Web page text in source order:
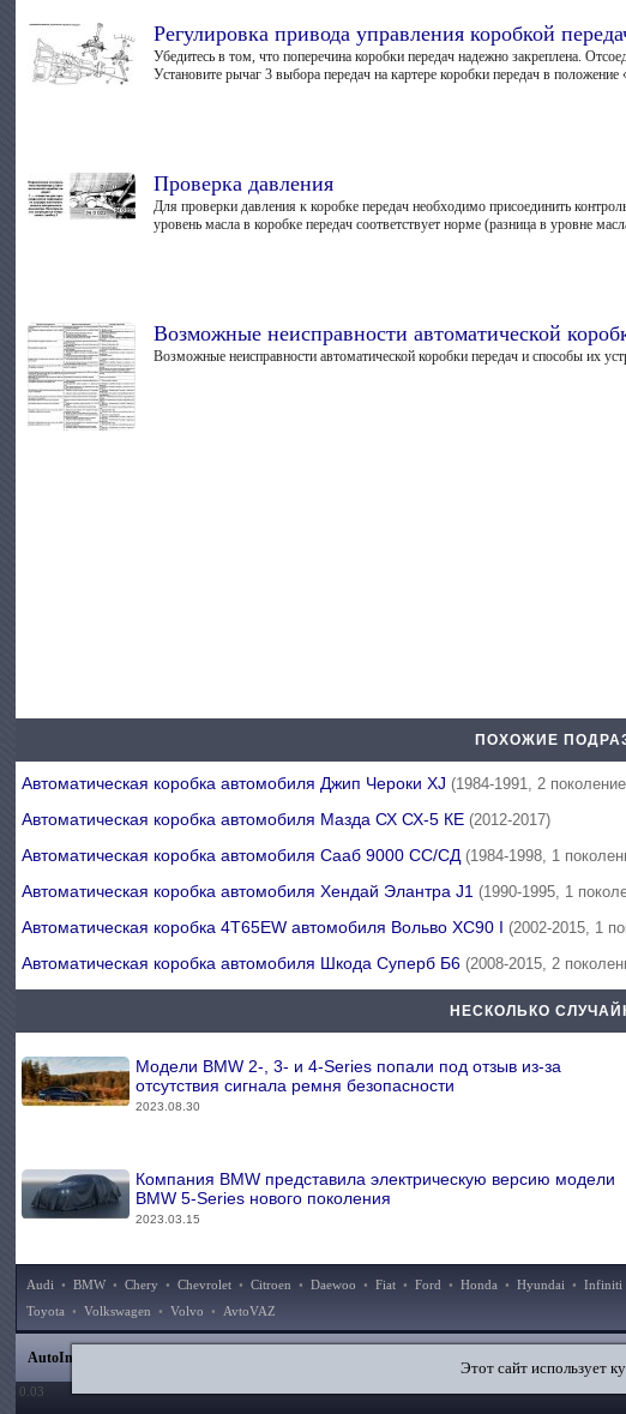
Регулировка привода управления коробкой
Убедитесь в том, что поперечина коробки передач надежно закреплена.
Установите рычаг 3 выбора передач на картере коробки передач в положение
Проверка давления
Для проверки давления к коробке передач необходимо присоединить
уровень масла в коробке передач соответствует норме (разница в уровне
Возможные неисправности автоматической
Возможные неисправности автоматической коробки передач и способы их
ПОХОЖИЕ
Автоматическая коробка автомобиля Джип Чероки XJ(1984-1991, 2
Автоматическая коробка автомобиля Мазда СХ СХ-5 КЕ(2012-2017)
Автоматическая коробка автомобиля Сааб 9000 СС/СД(1984-1998, 1
Автоматическая коробка автомобиля Хендай Элантра J1(1990-1995, 1
Автоматическая коробка 4T65EW автомобиля Вольво ХС90 I(2002-2015, 1
Автоматическая коробка автомобиля Шкода Суперб Б6(2008-2015, 2
НЕСКОЛЬКО
Модели BMW 2-, 3- и 4-Series попали под отзыв из-за
отсутствия сигнала ремня безопасности
2023.08.30
Компания BMW представила электрическую версию модели
BMW 5-Series нового поколения
2023.03.15
Audi • BMW • Chery • Chevrolet • Citroen • Daewoo • Fiat • Ford • Honda • Hyundai • Infiniti
Toyota • Volkswagen • Volvo • AvtoVAZ
AutoInstruction.ru Добавить в
0.03
Этот сайт использует